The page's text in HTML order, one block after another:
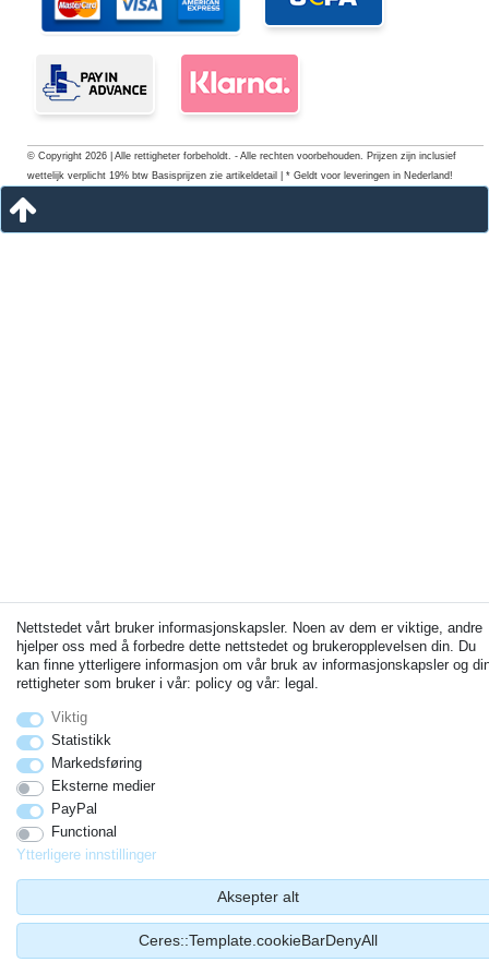
© Copyright 2026 | Alle rettigheter forbeholdt. - Alle rechten voorbehouden. Prijzen zijn inclusief
wettelijk verplicht 19% btw Basisprijzen zie artikeldetail | * Geldt voor leveringen in Nederland!
Nettstedet vårt bruker informasjonskapsler. Noen av dem er viktige, andre
hjelper oss med å forbedre dette nettstedet og brukeropplevelsen din. Du
kan finne ytterligere informasjon om vår bruk av informasjonskapsler og
rettigheter som bruker i vår: policy og vår: legal.
Viktig
Statistikk
Markedsføring
Eksterne medier
PayPal
Functional
Ytterligere innstillinger
Aksepter alt
Ceres::Template.cookieBarDenyAll